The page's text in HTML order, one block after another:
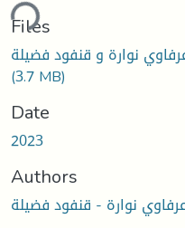
Files
(3.7 MB)
Date
2023
Authors
نوارة - قنفود فضيلة